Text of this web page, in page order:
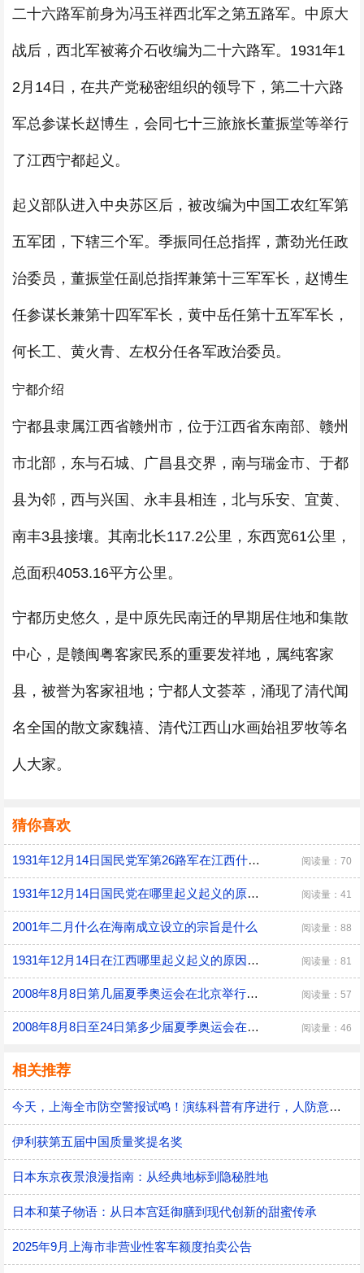
二十六路军前身为冯玉祥西北军之第五路军。中原大
战后，西北军被蒋介石收编为二十六路军。1931年1
2月14日，在共产党秘密组织的领导下，第二十六路
军总参谋长赵博生，会同七十三旅旅长董振堂等举行
了江西宁都起义。
起义部队进入中央苏区后，被改编为中国工农红军第
五军团，下辖三个军。季振同任总指挥，萧劲光任政
治委员，董振堂任副总指挥兼第十三军军长，赵博生
任参谋长兼第十四军军长，黄中岳任第十五军军长，
何长工、黄火青、左权分任各军政治委员。
宁都介绍
宁都县隶属江西省赣州市，位于江西省东南部、赣州
市北部，东与石城、广昌县交界，南与瑞金市、于都
县为邻，西与兴国、永丰县相连，北与乐安、宜黄、
南丰3县接壤。其南北长117.2公里，东西宽61公里，
总面积4053.16平方公里。
宁都历史悠久，是中原先民南迁的早期居住地和集散
中心，是赣闽粤客家民系的重要发祥地，属纯客家
县，被誉为客家祖地；宁都人文荟萃，涌现了清代闻
名全国的散文家魏禧、清代江西山水画始祖罗牧等名
人大家。
猜你喜欢
1931年12月14日国民党军第26路军在江西什么起义 阅读量：70
1931年12月14日国民党在哪里起义起义的原因是什么 阅读量：41
2001年二月什么在海南成立设立的宗旨是什么 阅读量：88
1931年12月14日在江西哪里起义起义的原因是什么 阅读量：81
2008年8月8日第几届夏季奥运会在北京举行什么时候闭幕的 阅读量：57
2008年8月8日至24日第多少届夏季奥运会在北京举行2008年夏季奥运会的口号是什么 阅读量：46
相关推荐
今天，上海全市防空警报试鸣！演练科普有序进行，人防意识“声入人心”
伊利获第五届中国质量奖提名奖
日本东京夜景浪漫指南：从经典地标到隐秘胜地
日本和菓子物语：从日本宫廷御膳到现代创新的甜蜜传承
2025年9月上海市非营业性客车额度拍卖公告